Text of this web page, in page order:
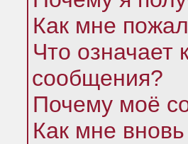
Как мне
Что означает
сообщения?
Почему моё
Как мне